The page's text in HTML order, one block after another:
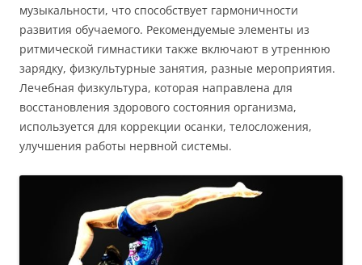
музыкальности, что способствует гармоничности
развития обучаемого. Рекомендуемые элементы из
ритмической гимнастики также включают в утреннюю
зарядку, физкультурные занятия, разные мероприятия.
Лечебная физкультура, которая направлена для
восстановления здорового состояния организма,
используется для коррекции осанки, телосложения,
улучшения работы нервной системы.